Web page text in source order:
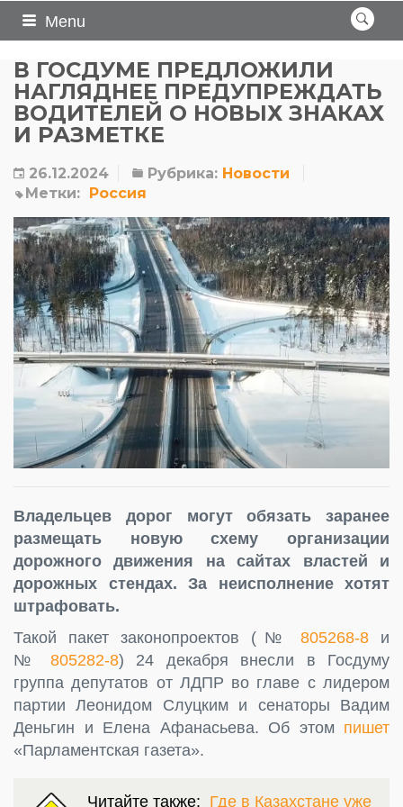
Menu
В ГОСДУМЕ ПРЕДЛОЖИЛИ
НАГЛЯДНЕЕ ПРЕДУПРЕЖДАТЬ
ВОДИТЕЛЕЙ О НОВЫХ ЗНАКАХ
И РАЗМЕТКЕ
26.12.2024 Рубрика: Новости
Метки: Россия
Владельцев дорог могут обязать заранее
размещать новую схему организации
дорожного движения на сайтах властей и
дорожных стендах. За неисполнение хотят
штрафовать.
Такой пакет законопроектов (№ 805268-8 и
№ 805282-8) 24 декабря внесли в Госдуму
группа депутатов от ЛДПР во главе с лидером
партии Леонидом Слуцким и сенаторы Вадим
Деньгин и Елена Афанасьева. Об этом пишет
«Парламентская газета».
Читайте также: Где в Казахстане уже